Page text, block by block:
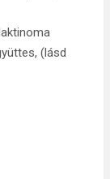
(lásd